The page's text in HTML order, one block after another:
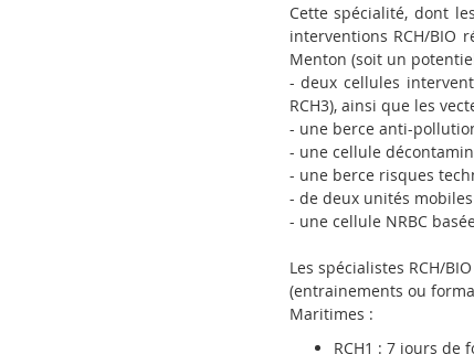
Cette spécialité, dont
interventions RCH/BIO
Menton (soit un
- deux cellules
RCH3), ainsi que les
- une berce anti-
- une cellule
- une berce risques
- de deux unités
- une cellule NRBC
Les spécialistes RCH/
(entrainements ou
Maritimes :
RCH1 : 7 jours de